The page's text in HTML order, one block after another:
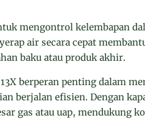
mengontrol kelembapan
air secara cepat
baku atau produk akhir.
berperan penting dalam
berjalan efisien. Dengan
gas atau uap, mendukung